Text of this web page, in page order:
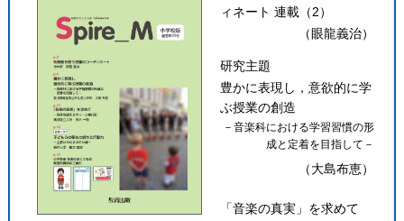
ィネート 連載（2）
（眼龍義治）
研究主題
豊かに表現し，意欲的に学
ぶ授業の創造
－音楽科における学習習慣の形
成と定着を目指して－
（大島布恵）
「音楽の真実」を求めて